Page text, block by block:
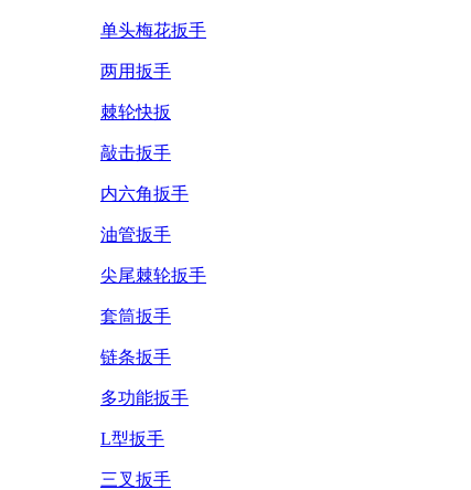
单头梅花扳手
两用扳手
棘轮快扳
敲击扳手
内六角扳手
油管扳手
尖尾棘轮扳手
套筒扳手
链条扳手
多功能扳手
L型扳手
三叉扳手